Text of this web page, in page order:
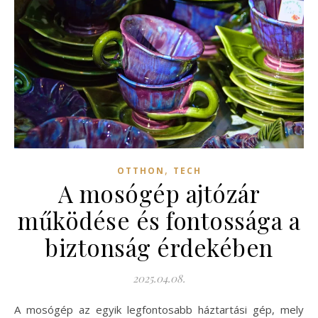
OTTHON , TECH
A mosógép ajtózár
működése és fontossága a
biztonság érdekében
2025.04.08.
A mosógép az egyik legfontosabb háztartási gép, mely